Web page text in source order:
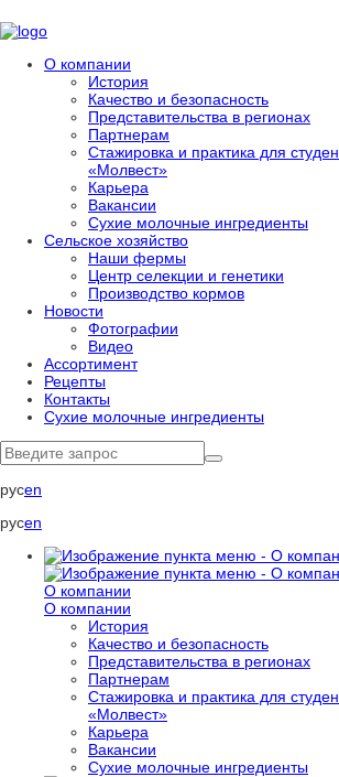
О компании
История
Качество и безопасность
Представительства в регионах
Партнерам
Стажировка и практика для
«Молвест»
Карьера
Вакансии
Сухие молочные ингредиенты
Сельское хозяйство
Наши фермы
Центр селекции и генетики
Производство кормов
Новости
Фотографии
Видео
Ассортимент
Рецепты
Контакты
Сухие молочные ингредиенты
русen
русen
О компании
О компании
История
Качество и безопасность
Представительства в регионах
Партнерам
Стажировка и практика для
«Молвест»
Карьера
Вакансии
Сухие молочные ингредиенты